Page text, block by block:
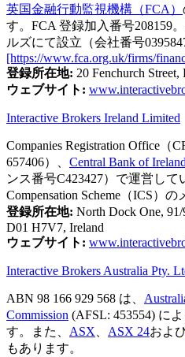
英国金融行動監視機構（FCA）
す。FCA 登録加入番号208159
ルズにて設立（会社番号
[https://www.fca.org.uk/firms/
登録所在地: 20 Fenchurch
ウェブサイト:
Interactive Brokers Ireland Limited
Companies Registration Office
657406）、 Central Bank of Ireland
ンス番号C423427）で運営して
Compensation Scheme（ICS）の
登録所在地: North Dock One,
D01 H7V7, Ireland
ウェブサイト:
Interactive Brokers Australia Pty.
ABN 98 166 929 568 は、
Commission (AFSL: 453554) に
す。また、 ASX ASX 24およ
もあります。